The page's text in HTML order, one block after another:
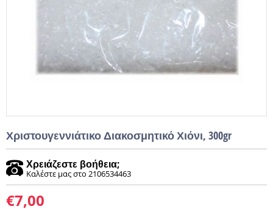
Χριστουγεννιάτικο Διακοσμητικό Χιόνι, 300gr
Χρειάζεστε βοήθεια;
Καλέστε μας στο 2106534463
€7,00